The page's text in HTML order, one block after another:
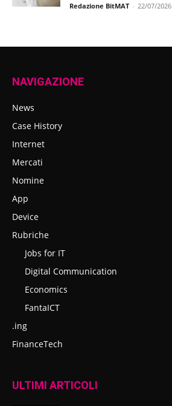
Redazione BitMAT - 22/07/2026
NAVIGAZIONE
News
Case History
Internet
Mercati
Nomine
App
Device
Rubriche
Jobs for IT
Digital Communication
Economics
FantaICT
.ing
FinanceTech
ULTIMI ARTICOLI